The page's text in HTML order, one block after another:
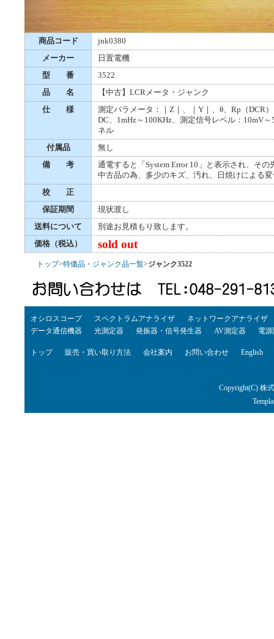
商品コード
jnk0380
メーカー
日置電機
型 番
3522
品 名
【中古】LCRメータ・ジャンク
仕 様
測定パラメータ：｜Z｜、｜Y｜、θ、Rp（DCR
DC、1mHz～100KHz、測定信号レベル：10mV
ネル
付属品
無し
備 考
通電すると「System Error 10」と表示され、その
中古品の為、多少のキズ、汚れ、日焼けによる
校 正
保証期間
現状渡し
送料について
別途お見積もり致します。
価格（税込）
sold out
トップ>特価品・ジャンク品一覧>ジャンク3522
オシロスコープ スペクトラムアナライザ
ネットワークアナライザ
データ通信機器
光測定器 発振器・信号発生器 AV測定器 電
トップ 販売・買い取り方法 会社案内 お問い合わせ English
Copyright(C) 株